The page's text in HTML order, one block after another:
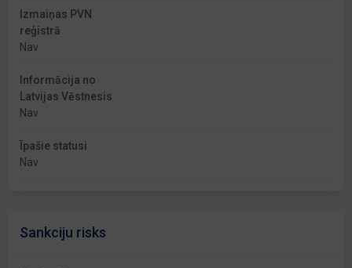
Izmaiņas PVN
reģistrā
Nav
Informācija no
Latvijas Vēstnesis
Nav
Īpašie statusi
Nav
Sankciju risks